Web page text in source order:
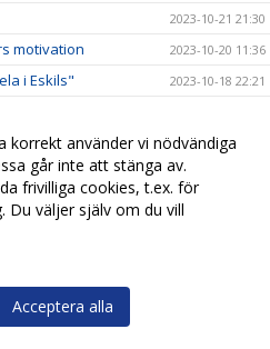
2023-10-21 21:30
motivation 2023-10-20 11:36
i Eskils" 2023-10-18 22:21
2023-10-15 16:04
2023-10-10 11:45
ny förlust 2023-10-07 20:17
korrekt använder vi nödvändiga
går inte att stänga av.
frivilliga cookies, t.ex. för
Du väljer själv om du vill
Acceptera alla